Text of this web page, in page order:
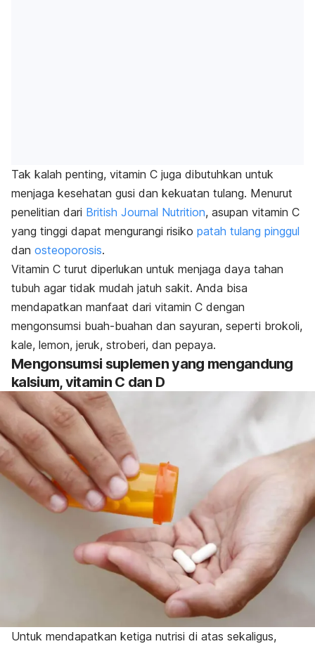
Tak kalah penting, vitamin C juga dibutuhkan untuk
menjaga kesehatan gusi dan kekuatan tulang. Menurut
penelitian dari British Journal Nutrition, asupan vitamin C
yang tinggi dapat mengurangi risiko patah tulang pinggul
dan osteoporosis.
Vitamin C turut diperlukan untuk menjaga daya tahan
tubuh agar tidak mudah jatuh sakit. Anda bisa
mendapatkan manfaat dari vitamin C dengan
mengonsumsi buah-buahan dan sayuran, seperti brokoli,
kale, lemon, jeruk, stroberi, dan pepaya.
Mengonsumsi suplemen yang mengandung
kalsium, vitamin C dan D
Untuk mendapatkan ketiga nutrisi di atas sekaligus,